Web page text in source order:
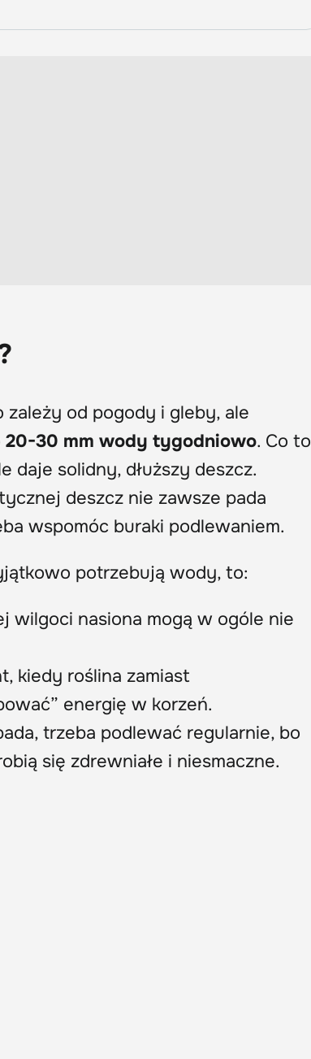
zależy od pogody i gleby, ale
20-30 mm wody tygodniowo. Co to
daje solidny, dłuższy deszcz.
deszcz nie zawsze pada
wspomóc buraki podlewaniem.
potrzebują wody, to:
wilgoci nasiona mogą w ogóle nie
kiedy roślina zamiast
energię w korzeń.
trzeba podlewać regularnie, bo
się zdrewniałe i niesmaczne.